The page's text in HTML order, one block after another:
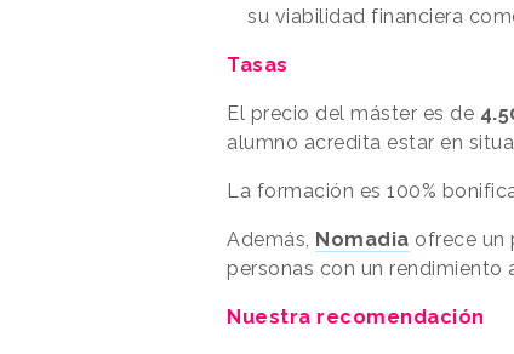
su viabilidad financiera
Tasas
El precio del máster es de
alumno acredita estar en
La formación es 100%
Además, Nomadia ofrece un
personas con un
Nuestra recomendación